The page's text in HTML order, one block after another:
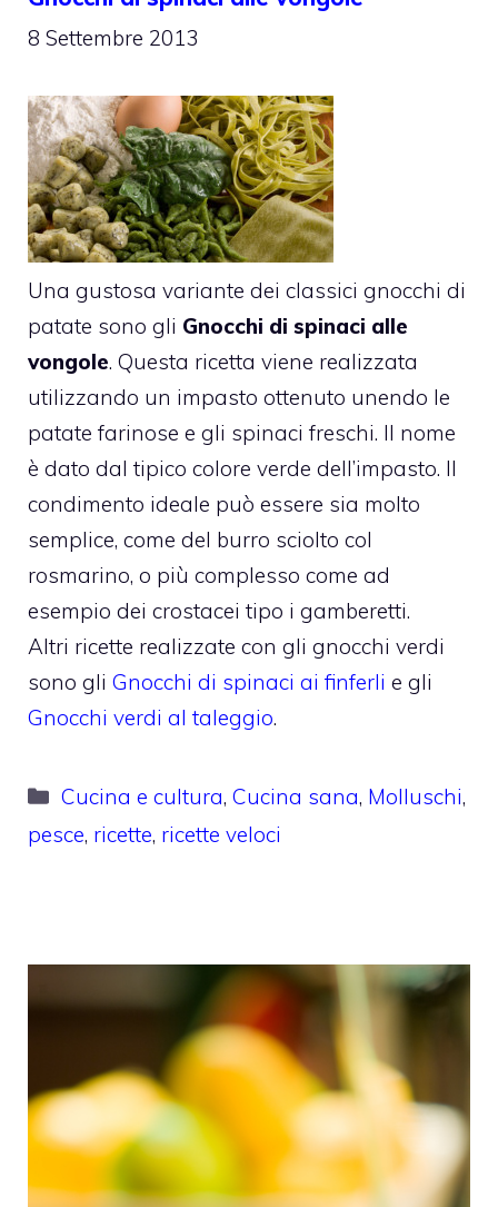
8 Settembre 2013
Una gustosa variante dei classici gnocchi di
patate sono gli Gnocchi di spinaci alle
vongole. Questa ricetta viene realizzata
utilizzando un impasto ottenuto unendo le
patate farinose e gli spinaci freschi. Il nome
è dato dal tipico colore verde dell’impasto. Il
condimento ideale può essere sia molto
semplice, come del burro sciolto col
rosmarino, o più complesso come ad
esempio dei crostacei tipo i gamberetti.
Altri ricette realizzate con gli gnocchi verdi
sono gli Gnocchi di spinaci ai finferli e gli
Gnocchi verdi al taleggio.
Categorie
Cucina e cultura,Cucina sana, Molluschi,
pesce, ricette, ricette veloci